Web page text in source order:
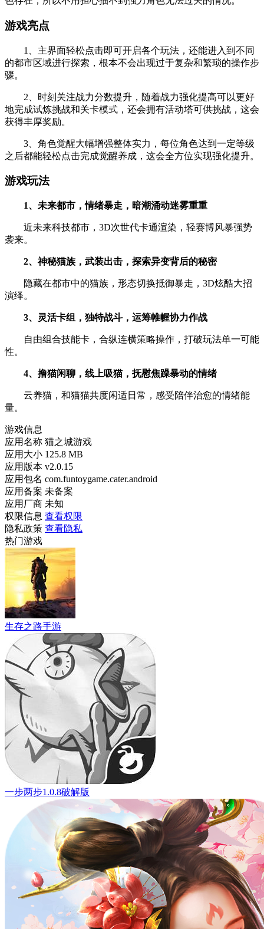
游戏亮点
1、主界面轻松点击即可开启各个玩法，还能进入到不同
的都市区域进行探索，根本不会出现过于复杂和繁琐的操作步
骤。
2、时刻关注战力分数提升，随着战力强化提高可以更好
地完成试炼挑战和关卡模式，还会拥有活动塔可供挑战，这会
获得丰厚奖励。
3、角色觉醒大幅增强整体实力，每位角色达到一定等级
之后都能轻松点击完成觉醒养成，这会全方位实现强化提升。
游戏玩法
1、未来都市，情绪暴走，暗潮涌动迷雾重重
近未来科技都市，3D次世代卡通渲染，轻赛博风暴强势
袭来。
2、神秘猫族，武装出击，探索异变背后的秘密
隐藏在都市中的猫族，形态切换抵御暴走，3D炫酷大招
演绎。
3、灵活卡组，独特战斗，运筹帷幄协力作战
自由组合技能卡，合纵连横策略操作，打破玩法单一可能
性。
4、撸猫闲聊，线上吸猫，抚慰焦躁暴动的情绪
云养猫，和猫猫共度闲适日常，感受陪伴治愈的情绪能
量。
游戏信息
应用名称 猫之城游戏
应用大小 125.8 MB
应用版本 v2.0.15
应用包名 com.funtoygame.cater.android
应用备案 未备案
应用厂商 未知
权限信息 查看权限
隐私政策 查看隐私
热门游戏
生存之路手游
一步两步1.0.8破解版